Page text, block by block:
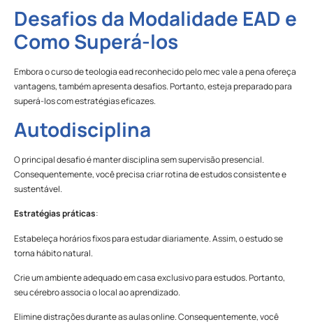
Desafios da Modalidade EAD e
Como Superá-los
Embora o curso de teologia ead reconhecido pelo mec vale a pena ofereça
vantagens, também apresenta desafios. Portanto, esteja preparado para
superá-los com estratégias eficazes.
Autodisciplina
O principal desafio é manter disciplina sem supervisão presencial.
Consequentemente, você precisa criar rotina de estudos consistente e
sustentável.
Estratégias práticas:
Estabeleça horários fixos para estudar diariamente. Assim, o estudo se
torna hábito natural.
Crie um ambiente adequado em casa exclusivo para estudos. Portanto,
seu cérebro associa o local ao aprendizado.
Elimine distrações durante as aulas online. Consequentemente, você